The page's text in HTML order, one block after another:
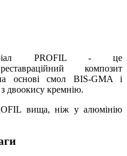
PROFIL - це
композит
на основі смол BIS-GMA і
двоокису кремнію.
вища, ніж у алюмінію